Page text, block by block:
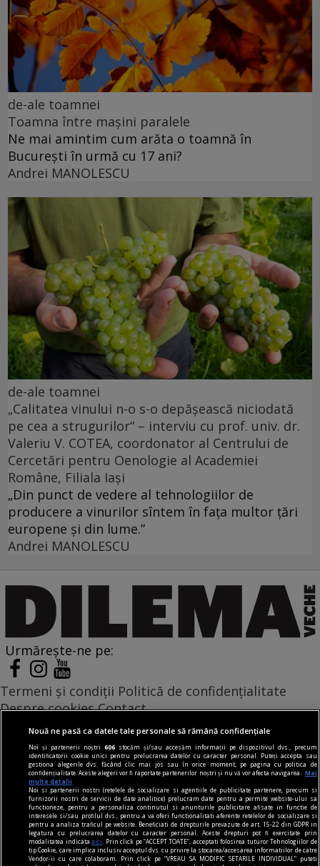
de-ale toamnei
Toamna între maşini paralele
Ne mai amintim cum arăta o toamnă în
București în urmă cu 17 ani?
Andrei MANOLESCU
de-ale toamnei
„Calitatea vinului n-o s-o depășească niciodată
pe cea a strugurilor“ – interviu cu prof. univ. dr.
Valeriu V. COTEA, coordonator al Centrului de
Cercetări pentru Oenologie al Academiei
Române, Filiala Iași
„Din punct de vedere al tehnologiilor de
producere a vinurilor sîntem în fața multor țări
europene și din lume.”
Andrei MANOLESCU
Urmărește-ne pe:
Termeni și condiții Politică de confidențialitate
Despre cookies Contact
Modifică preferințe pentru confidențialitate
© Toate drepturile rezervate Adevarul Holding 2026
Din rețeaua Adevărul Holding:
Adevarul.ro
Click.ro
ClickPoftaBuna.ro
ClickSanatate.ro
ClickPentruFemei.ro
Nouă ne pasă ca datele tale personale să rămână confidențiale
Noi și partenerii noștri606 stocăm și/sau accesăm informații pe dispozitivul dvs., precum
identificatorii cookie unici pentru prelucrarea datelor cu caracter personal. Puteți accepta sau
gestiona alegerile dvs. făcând clic mai jos sau în orice moment, pe pagina cu politica de
confidențialitate. Aceste alegeri vor fi raportate partenerilor noștri și nu vă vor afecta navigarea.
Mai
multe detalii
Noi si partenerii nostri (retelele de socializare si agentiile de publicitate partenere, precum si
furnizorii nostri de servicii de date analitice) prelucram date pentru a permite website-ului sa
functioneze, pentru a personaliza continutul si anunturile publicitare afisate in functie de
interesele si/sau profilul dvs., pentru a va oferi functionalitati aferente retelelor de socializare si
pentru a analiza traficul pe website. Beneficiati de drepturile prevazute de art. 15-22 din GDPR in
legatura cu prelucrarea datelor cu caracter personal. Aceste drepturi pot fi exercitate prin
modalitatea indicataaici
. Prin click pe “ACCEPT TOATE”, acceptati folosirea tuturor Tehnologiilor de
tip Cookie, care implica inclusiv acceptul dvs. cu privire la stocarea/accesarea informatiilor de catre
Vendor-ii cu care colaboram. Prin click pe “VREAU SA MODIFIC SETARILE INDIVIDUAL” puteti